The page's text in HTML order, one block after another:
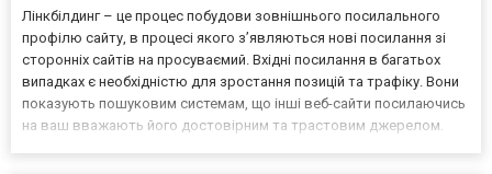
Лінкбілдинг – це процес побудови зовнішнього посилального
профілю сайту, в процесі якого з’являються нові посилання зі
сторонніх сайтів на просуваємий. Вхідні посилання в багатьох
випадках є необхідністю для зростання позицій та трафіку. Вони
показують пошуковим системам, що інші веб-сайти посилаючись
на ваш вважають його достовірним та трастовим джерелом.